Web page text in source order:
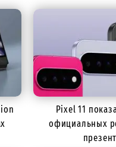
Pixel 11
официальных